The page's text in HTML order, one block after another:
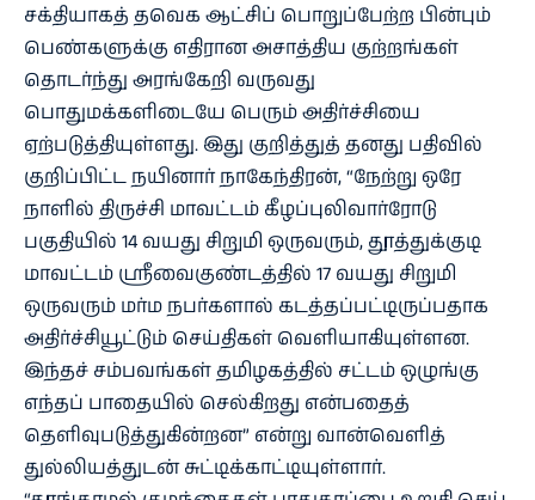
சக்தியாகத் தவெக ஆட்சிப் பொறுப்பேற்ற பின்பும்
பெண்களுக்கு எதிரான அசாத்திய குற்றங்கள்
தொடர்ந்து அரங்கேறி வருவது
பொதுமக்களிடையே பெரும் அதிர்ச்சியை
ஏற்படுத்தியுள்ளது. இது குறித்துத் தனது பதிவில்
குறிப்பிட்ட நயினார் நாகேந்திரன், “நேற்று ஒரே
நாளில் திருச்சி மாவட்டம் கீழப்புலிவார்ரோடு
பகுதியில் 14 வயது சிறுமி ஒருவரும், தூத்துக்குடி
மாவட்டம் ஸ்ரீவைகுண்டத்தில் 17 வயது சிறுமி
ஒருவரும் மர்ம நபர்களால் கடத்தப்பட்டிருப்பதாக
அதிர்ச்சியூட்டும் செய்திகள் வெளியாகியுள்ளன.
இந்தச் சம்பவங்கள் தமிழகத்தில் சட்டம் ஒழுங்கு
எந்தப் பாதையில் செல்கிறது என்பதைத்
தெளிவுபடுத்துகின்றன” என்று வான்வெளித்
துல்லியத்துடன் சுட்டிக்காட்டியுள்ளார்.